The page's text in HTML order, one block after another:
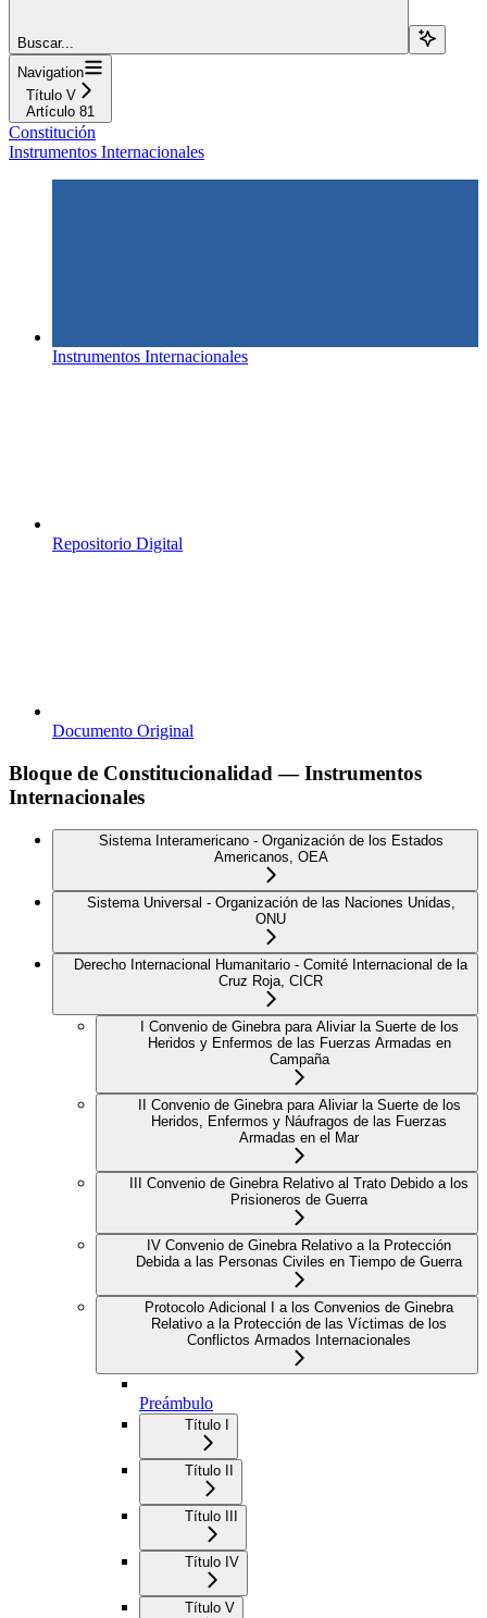
Buscar...
Navigation
Título V
Artículo 81
Constitución
Instrumentos Internacionales
Instrumentos Internacionales
Repositorio Digital
Documento Original
Bloque de Constitucionalidad — Instrumentos
Internacionales
Sistema Interamericano - Organización de los Estados
Americanos, OEA
Sistema Universal - Organización de las Naciones Unidas,
ONU
Derecho Internacional Humanitario - Comité Internacional de la
Cruz Roja, CICR
I Convenio de Ginebra para Aliviar la Suerte de los
Heridos y Enfermos de las Fuerzas Armadas en
Campaña
II Convenio de Ginebra para Aliviar la Suerte de los
Heridos, Enfermos y Náufragos de las Fuerzas
Armadas en el Mar
III Convenio de Ginebra Relativo al Trato Debido a los
Prisioneros de Guerra
IV Convenio de Ginebra Relativo a la Protección
Debida a las Personas Civiles en Tiempo de Guerra
Protocolo Adicional I a los Convenios de Ginebra
Relativo a la Protección de las Víctimas de los
Conflictos Armados Internacionales
Preámbulo
Título I
Título II
Título III
Título IV
Título V